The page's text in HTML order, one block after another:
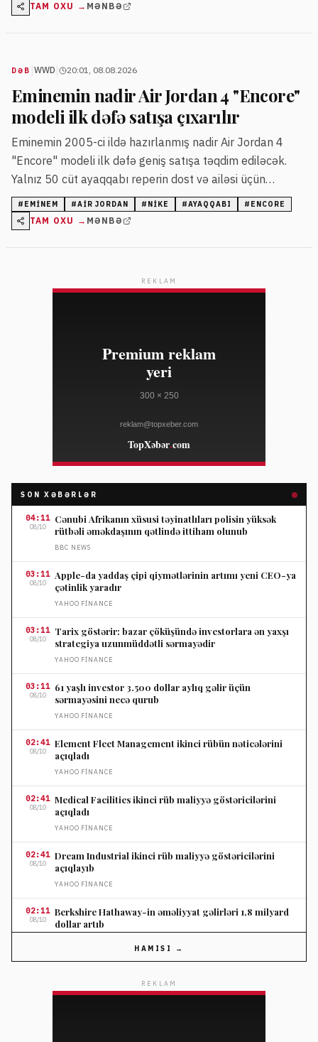
TAM OXU → MƏNBƏ
DƏB WWD 20:01, 08.08.2026
Eminemin nadir Air Jordan 4 "Encore"
modeli ilk dəfə satışa çıxarılır
Eminemin 2005-ci ildə hazırlanmış nadir Air Jordan 4
"Encore" modeli ilk dəfə geniş satışa təqdim ediləcək.
Yalnız 50 cüt ayaqqabı reperin dost və ailəsi üçün
istehsal olunmuşdu.
# EMINEM #AIR JORDAN # NIKE #AYAQQABI # ENCORE
TAM OXU → MƏNBƏ
REKLAM
SON XƏBƏRLƏR
04:11
08/10
Cənubi Afrikanın xüsusi təyinatlıları polisin yüksək
rütbəli əməkdaşının qətlində ittiham olunub
BBC NEWS
03:11
08/10
Apple-da yaddaş çipi qiymətlərinin artımı yeni CEO-ya
çətinlik yaradır
YAHOO FINANCE
03:11
08/10
Tarix göstərir: bazar çöküşündə investorlara ən yaxşı
strategiya uzunmüddətli sərmayədir
YAHOO FINANCE
03:11
08/10
61 yaşlı investor 3.500 dollar aylıq gəlir üçün
sərmayəsini necə qurub
YAHOO FINANCE
02:41
08/10
Element Fleet Management ikinci rübün nəticələrini
açıqladı
YAHOO FINANCE
02:41
08/10
Medical Facilities ikinci rüb maliyyə göstəricilərini
açıqladı
YAHOO FINANCE
02:41
08/10
Dream Industrial ikinci rüb maliyyə göstəricilərini
açıqlayıb
YAHOO FINANCE
02:11
08/10
Berkshire Hathaway-in əməliyyat gəlirləri 1,8 milyard
dollar artıb
YAHOO FINANCE
HAMISI →
REKLAM